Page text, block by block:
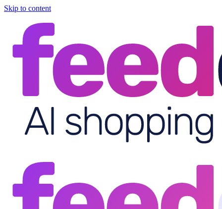
Skip to content